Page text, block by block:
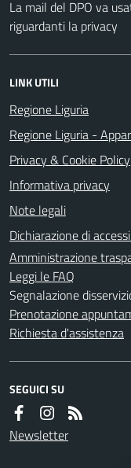
La mail del DPO va
riguardanti la privacy
LINK UTILI
Regione Liguria
Regione Liguria -
Privacy & Cookie Policy
Informativa privacy
Note legali
Dichiarazione di
Amministrazione
Leggi le FAQ
Segnalazione
Prenotazione
Richiesta d'assistenza
SEGUICI SU
Newsletter